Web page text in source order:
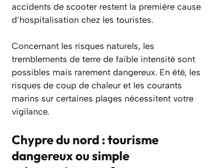
accidents de scooter restent la première cause
d’hospitalisation chez les touristes.
Concernant les risques naturels, les
tremblements de terre de faible intensité sont
possibles mais rarement dangereux. En été, les
risques de coup de chaleur et les courants
marins sur certaines plages nécessitent votre
vigilance.
Chypre du nord : tourisme
dangereux ou simple